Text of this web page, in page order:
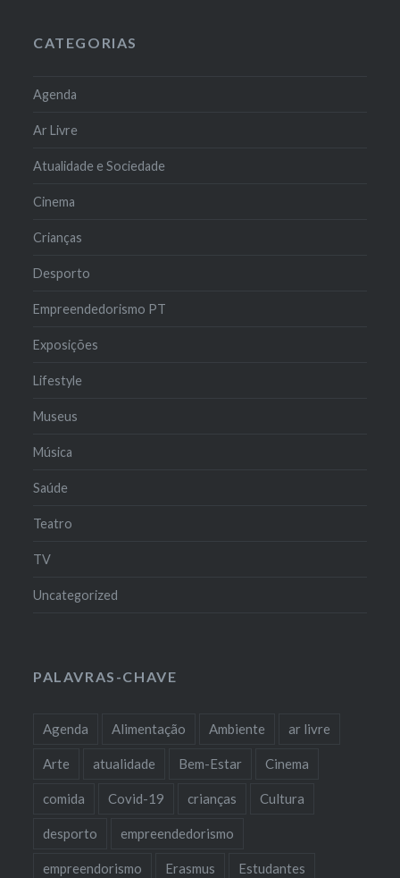
CATEGORIAS
Agenda
Ar Livre
Atualidade e Sociedade
Cinema
Crianças
Desporto
Empreendedorismo PT
Exposições
Lifestyle
Museus
Música
Saúde
Teatro
TV
Uncategorized
PALAVRAS-CHAVE
Agenda Alimentação Ambiente ar livre
Arte atualidade Bem-Estar Cinema
comida Covid-19 crianças Cultura
desporto empreendedorismo
empreendorismo Erasmus Estudantes